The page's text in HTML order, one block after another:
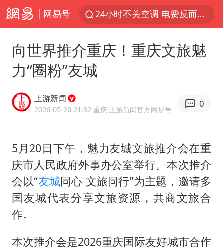
网易号
24小时不关空调 电费反而更低？
美国退回1000亿美元关税
河南试行周五下午弹性离岗
日本籍女网红在韩直播时自杀身亡
“天津之眼”摩天轮附近2人落水
银行午休1.5小时 留个窗口行不行
41岁女子为鼓励女儿考上985研究生
香港殿堂级填词人黎彼得因病离世 终年76岁
向世界推介重庆！重庆文旅魅
力“圈粉”友城
上游新闻
2026-05-20 21:32·重庆·上游新闻官方网易号
0
5月20日下午，魅力友城文旅推介会在重
庆市人民政府外事办公室举行。本次推介
会以“友城同心 文旅同行”为主题，邀请多
国友城代表分享文旅资源，共商文旅合
作。
本次推介会是2026重庆国际友好城市合作